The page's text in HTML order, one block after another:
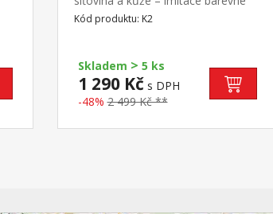
provedení černá chromovaný kříž,
houpací mechanismus výška sedu
Kód produktu: K2
Skladem > 5 ks
1 290 Kč s DPH
-48% 2 499 Kč **